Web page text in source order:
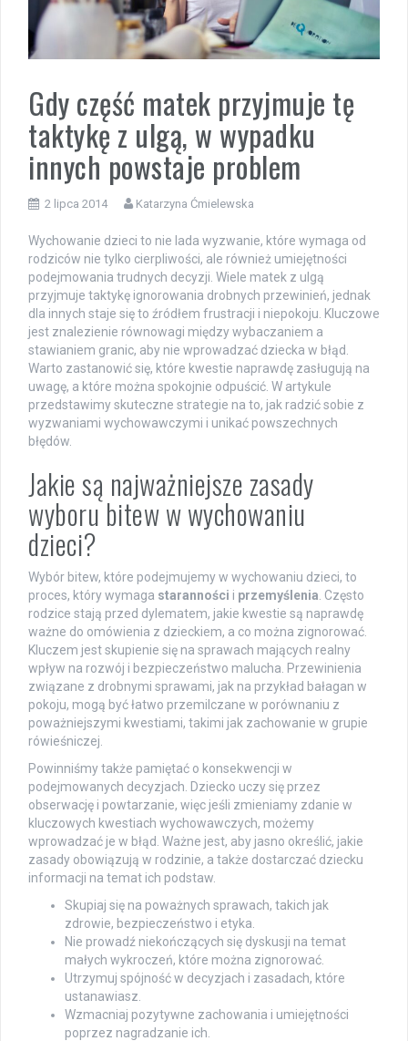
Gdy część matek przyjmuje tę
taktykę z ulgą, w wypadku
innych powstaje problem
2 lipca 2014 Katarzyna Ćmielewska
Wychowanie dzieci to nie lada wyzwanie, które wymaga od
rodziców nie tylko cierpliwości, ale również umiejętności
podejmowania trudnych decyzji. Wiele matek z ulgą
przyjmuje taktykę ignorowania drobnych przewinień, jednak
dla innych staje się to źródłem frustracji i niepokoju. Kluczowe
jest znalezienie równowagi między wybaczaniem a
stawianiem granic, aby nie wprowadzać dziecka w błąd.
Warto zastanowić się, które kwestie naprawdę zasługują na
uwagę, a które można spokojnie odpuścić. W artykule
przedstawimy skuteczne strategie na to, jak radzić sobie z
wyzwaniami wychowawczymi i unikać powszechnych
błędów.
Jakie są najważniejsze zasady
wyboru bitew w wychowaniu
dzieci?
Wybór bitew, które podejmujemy w wychowaniu dzieci, to
proces, który wymaga staranności i przemyślenia . Często
rodzice stają przed dylematem, jakie kwestie są naprawdę
ważne do omówienia z dzieckiem, a co można zignorować.
Kluczem jest skupienie się na sprawach mających realny
wpływ na rozwój i bezpieczeństwo malucha. Przewinienia
związane z drobnymi sprawami, jak na przykład bałagan w
pokoju, mogą być łatwo przemilczane w porównaniu z
poważniejszymi kwestiami, takimi jak zachowanie w grupie
rówieśniczej.
Powinniśmy także pamiętać o konsekwencji w
podejmowanych decyzjach. Dziecko uczy się przez
obserwację i powtarzanie, więc jeśli zmieniamy zdanie w
kluczowych kwestiach wychowawczych, możemy
wprowadzać je w błąd. Ważne jest, aby jasno określić, jakie
zasady obowiązują w rodzinie, a także dostarczać dziecku
informacji na temat ich podstaw.
Skupiaj się na poważnych sprawach, takich jak
zdrowie, bezpieczeństwo i etyka.
Nie prowadź niekończących się dyskusji na temat
małych wykroczeń, które można zignorować.
Utrzymuj spójność w decyzjach i zasadach, które
ustanawiasz.
Wzmacniaj pozytywne zachowania i umiejętności
poprzez nagradzanie ich.